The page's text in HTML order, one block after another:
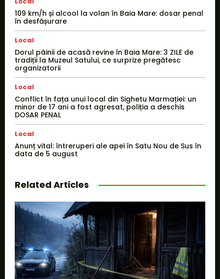
109 km/h și alcool la volan în Baia Mare: dosar penal
în desfășurare
Local
Dorul pâinii de acasă revine în Baia Mare: 3 ZILE de
tradiții la Muzeul Satului, ce surprize pregătesc
organizatorii
Local
Conflict în fața unui local din Sighetu Marmației: un
minor de 17 ani a fost agresat, poliția a deschis
DOSAR PENAL
Local
Anunț vital: întreruperi ale apei în Satu Nou de Sus în
data de 5 august
Related Articles